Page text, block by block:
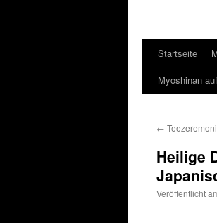
Startseite
Myoshinan
←
Heilige
Veröffentlicht